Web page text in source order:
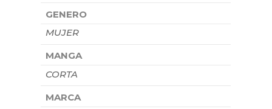
GENERO
MUJER
MANGA
CORTA
MARCA